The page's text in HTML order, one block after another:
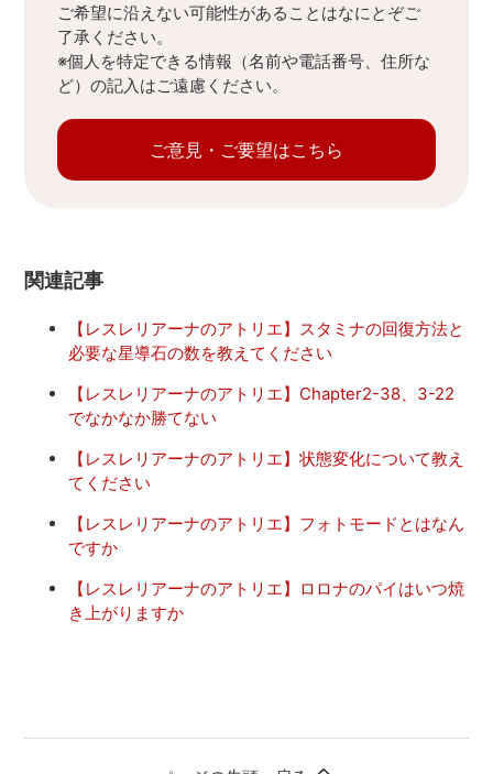
ご希望に沿えない可能性があることはなにとぞご
了承ください。
※個人を特定できる情報（名前や電話番号、住所な
ど）の記入はご遠慮ください。
ご意見・ご要望はこちら
関連記事
【レスレリアーナのアトリエ】スタミナの回復方法と
必要な星導石の数を教えてください
【レスレリアーナのアトリエ】Chapter2-38、3-22
でなかなか勝てない
【レスレリアーナのアトリエ】状態変化について教え
てください
【レスレリアーナのアトリエ】フォトモードとはなん
ですか
【レスレリアーナのアトリエ】ロロナのパイはいつ焼
き上がりますか